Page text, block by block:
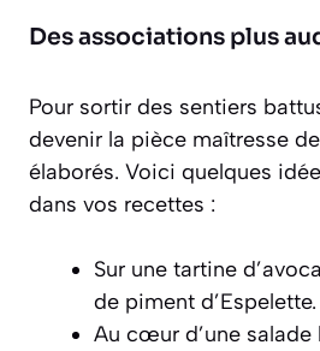
Des associations plus
Pour sortir des sentiers
devenir la pièce maîtresse
élaborés. Voici quelques
dans vos recettes :
Sur une tartine
de piment d’Espelette.
Au cœur d’une salade